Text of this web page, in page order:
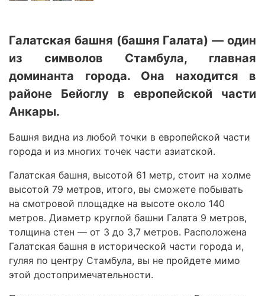
Галатская башня (башня Галата) — один
из символов Стамбула, главная
доминанта города. Она находится в
районе Бейоглу в европейской части
Анкары.
Башня видна из любой точки в европейской части
города и из многих точек части азиатской.
Галатская башня, высотой 61 метр, стоит на холме
высотой 79 метров, итого, вы сможете побывать
на смотровой площадке на высоте около 140
метров. Диаметр круглой башни Галата 9 метров,
толщина стен — от 3 до 3,7 метров. Расположена
Галатская башня в исторической части города и,
гуляя по центру Стамбула, вы не пройдете мимо
этой достопримечательности.